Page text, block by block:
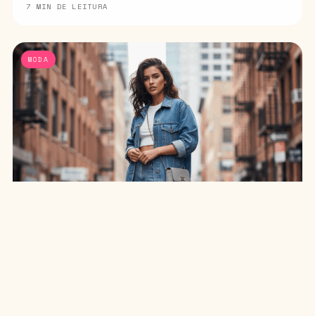
7 MIN DE LEITURA
MODA